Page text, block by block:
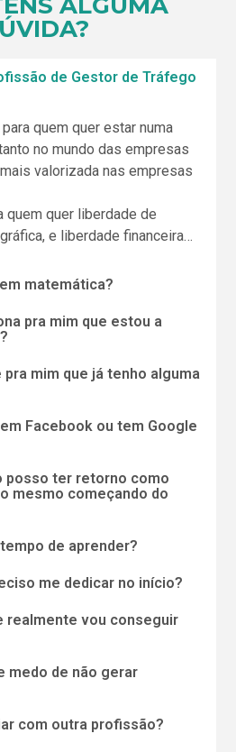
de Gestor de Tráfego
quem quer estar numa
no mundo das empresas
valorizada nas empresas
quem quer liberdade de
e liberdade financeira…
matemática?
pra mim que estou a
mim que já tenho alguma
Facebook ou tem Google
posso ter retorno como
mesmo começando do
de aprender?
me dedicar no início?
realmente vou conseguir
medo de não gerar
com outra profissão?